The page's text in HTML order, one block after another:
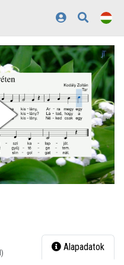
Alapadatok